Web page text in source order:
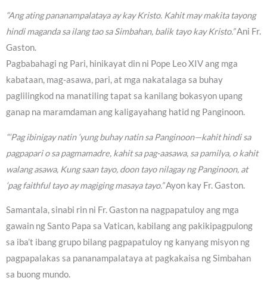
“Ang ating pananampalataya ay kay Kristo. Kahit may makita tayong
hindi maganda sa ilang tao sa Simbahan, balik tayo kay Kristo.”Ani Fr.
Gaston.
Pagbabahagi ng Pari, hinikayat din ni Pope Leo XIV ang mga
kabataan, mag-asawa, pari, at mga nakatalaga sa buhay
paglilingkod na manatiling tapat sa kanilang bokasyon upang
ganap na maramdaman ang kaligayahang hatid ng Panginoon.
“‘Pag ibinigay natin ‘yung buhay natin sa Panginoon—kahit hindi sa
pagpapari o sa pagmamadre, kahit sa pag-aasawa, sa pamilya, o kahit
walang asawa, Kung saan tayo, doon tayo nilagay ng Panginoon, at
‘pag faithful tayo ay magiging masaya tayo.”Ayon kay Fr. Gaston.
Samantala, sinabi rin ni Fr. Gaston na nagpapatuloy ang mga
gawain ng Santo Papa sa Vatican, kabilang ang pakikipagpulong
sa iba’t ibang grupo bilang pagpapatuloy ng kanyang misyon ng
pagpapalakas sa pananampalataya at pagkakaisa ng Simbahan
sa buong mundo.